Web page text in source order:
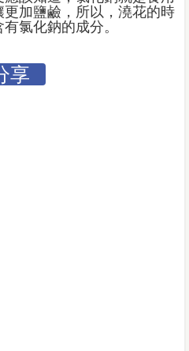
加鹽鹼，所以，澆花的時
氯化鈉的成分。
享